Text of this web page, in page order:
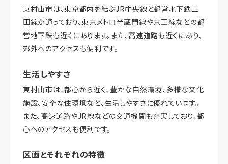
東村山市は、東京都内を結ぶJR中央線と都営地下鉄三
田線が通っており、東京メトロ半蔵門線や京王線などの都
営地下鉄も近くにあります。また、高速道路も近くにあり、
郊外へのアクセスも便利です。
生活しやすさ
東村山市は、都心から近く、豊かな自然環境、多様な文化
施設、安全な住環境など、生活しやすさに優れています。
また、高速道路やJR線などの交通機関も充実しており、都
心へのアクセスも便利です。
区画とそれぞれの特徴